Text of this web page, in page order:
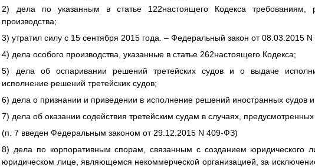
2) дела по указанным в статье 122настоящего Кодекса требованиям,
производства;
3) утратил силу с 15 сентября 2015 года. – Федеральный закон от 08.03.2015
4) дела особого производства, указанные в статье 262настоящего Кодекса;
5) дела об оспаривании решений третейских судов и о выдаче
исполнение решений третейских судов;
6) дела о признании и приведении в исполнение решений иностранных судов
7) дела об оказании содействия третейским судам в случаях,
(п. 7 введен Федеральным законом от 29.12.2015 N 409-ФЗ)
8) дела по корпоративным спорам, связанным с созданием юридического
юридическом лице, являющемся некоммерческой организацией, за